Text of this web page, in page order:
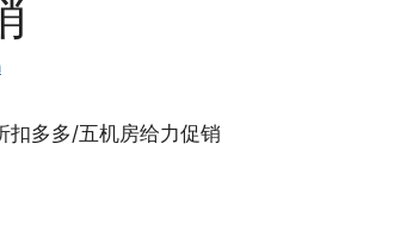
扣多多/五机房给力促销